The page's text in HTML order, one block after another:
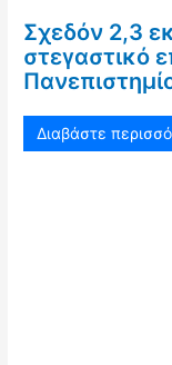
Σχεδόν 2,3
στεγαστικό
Διαβάστε